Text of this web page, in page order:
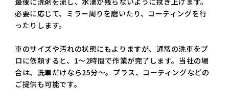
必要に応じて、ミラー周りを磨いたり、コーティングを行
ったりします。
車のサイズや汚れの状態にもよりますが、通常の洗車をプ
ロに依頼すると、1～2時間で作業が完了します。当社の場
合は、洗車だけなら25分～。プラス、コーティングなどの
ご提供も可能です。